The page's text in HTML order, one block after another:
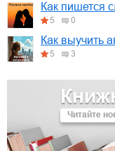
Читайте
Как пишется
5 0
Как выучить
5 3